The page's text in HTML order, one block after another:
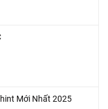
Mới Nhất 2025